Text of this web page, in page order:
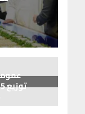
توزيع 16.5% نقداً مطلع أبريل